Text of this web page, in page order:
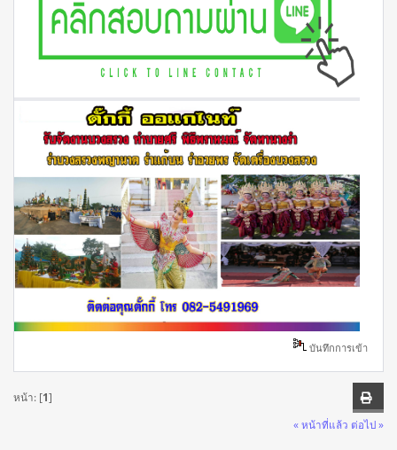
บันทึกการเข้า
หน้า: [1]
« หน้าที่แล้ว ต่อไป »